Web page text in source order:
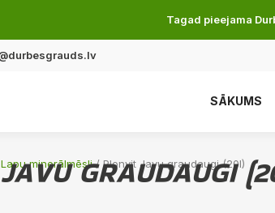
Tagad pieejama
SĀKUMS
Lapu minerālmēsli/ Plonvit Javu graudaugi (20l)
GRAUDAUGI